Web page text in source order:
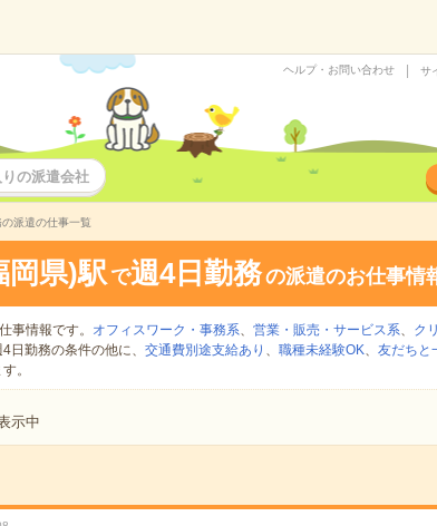
ヘルプ・お問い合わせ サ
の派遣会社
派遣の仕事一覧
岡県)駅 で週4日勤務の派遣のお仕事情
事情報です。 オフィスワーク・事務系、 営業・販売・サービス系、 ク
日勤務の条件の他に、 交通費別途支給あり 、 職種未経験OK、 友だちと
。
示中